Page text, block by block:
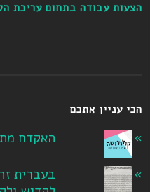
הצעות עבודה בתחום עריכת
הכי עניין אתכם
האקדח
בעברית